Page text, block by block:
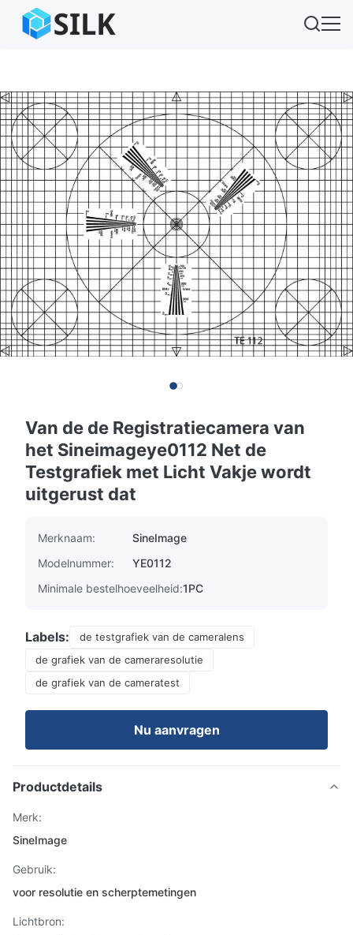
Van de de Registratiecamera van
het Sineimageye0112 Net de
Testgrafiek met Licht Vakje wordt
uitgerust dat
Merknaam:
SineImage
Modelnummer:
YE0112
Minimale bestelhoeveelheid:1PC
Labels:
de testgrafiek van de cameralens
de grafiek van de cameraresolutie
de grafiek van de cameratest
Nu aanvragen
Productdetails
Merk:
SineImage
Gebruik:
voor resolutie en scherptemetingen
Lichtbron: